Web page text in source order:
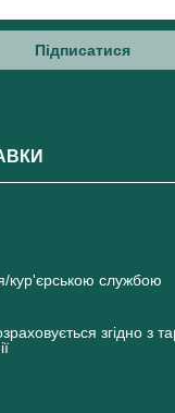
Підписатися
кур'єрською службою
згідно з